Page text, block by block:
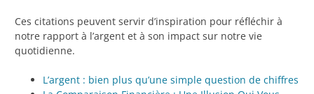
Ces citations peuvent servir d’inspiration pour réfléchir à
notre rapport à l’argent et à son impact sur notre vie
quotidienne.
L’argent : bien plus qu’une simple question de chiffres